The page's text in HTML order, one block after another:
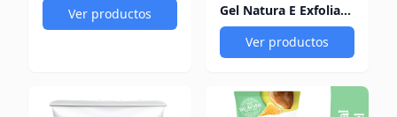
Ver productos
Gel Natura E Exfoliate Facial Con Colágeno 75Gm
Ver productos